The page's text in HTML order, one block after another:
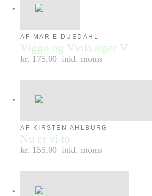
AF MARIE DUEDAHL
Viggo og Viola siger V
kr. 175,00 inkl. moms
AF KIRSTEN AHLBURG
Nu er vi to
kr. 155,00 inkl. moms